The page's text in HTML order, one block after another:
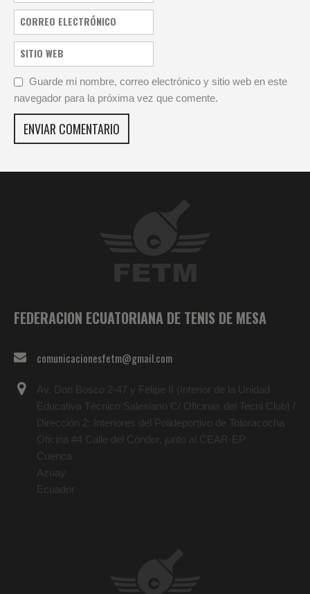
Guarde mi nombre, correo electrónico y sitio web en este
navegador para la próxima vez que comente.
FEDERACION ECUATORIANA DE TENIS DE MESA
comunicacionesfetm@gmail.com
Av. Don Bosco 2-47 y Felipe II (Interior de la Unidad
Educativa Técnico Salesiano C/ Oficinas del Tecni Club) /
Dirección 2: Interiores del Polideportivo de Totoracocha
Oficina #4 Calle del Cóndor, junto al CEAR-EP
Cuenca
Azuay
Ecuador